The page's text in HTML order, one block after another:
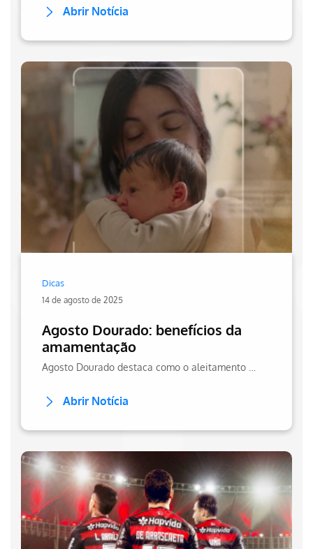
Abrir Notícia
Dicas
14 de agosto de 2025
Agosto Dourado: benefícios da
amamentação
Abrir Notícia